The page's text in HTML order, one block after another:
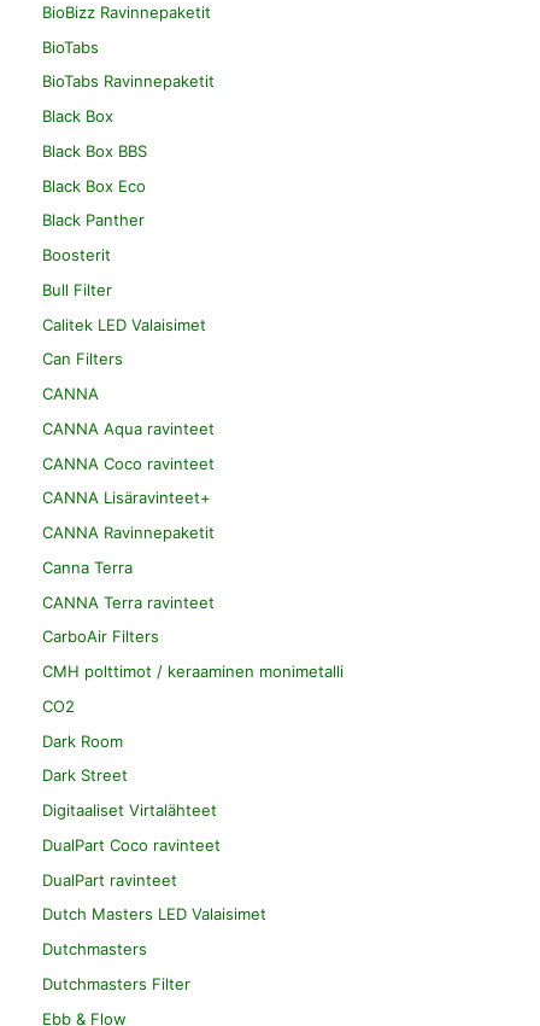
BioBizz Ravinnepaketit
BioTabs
BioTabs Ravinnepaketit
Black Box
Black Box BBS
Black Box Eco
Black Panther
Boosterit
Bull Filter
Calitek LED Valaisimet
Can Filters
CANNA
CANNA Aqua ravinteet
CANNA Coco ravinteet
CANNA Lisäravinteet+
CANNA Ravinnepaketit
Canna Terra
CANNA Terra ravinteet
CarboAir Filters
CMH polttimot / keraaminen monimetalli
CO2
Dark Room
Dark Street
Digitaaliset Virtalähteet
DualPart Coco ravinteet
DualPart ravinteet
Dutch Masters LED Valaisimet
Dutchmasters
Dutchmasters Filter
Ebb & Flow